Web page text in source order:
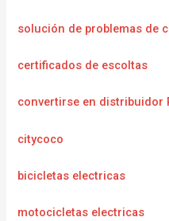
solución de problemas de
certificados de escoltas
convertirse en distribuidor
citycoco
bicicletas electricas
motocicletas electricas